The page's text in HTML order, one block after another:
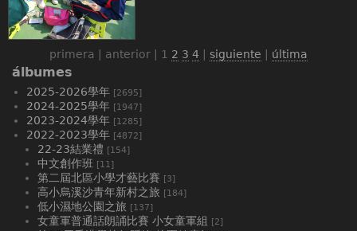
primera | anterior | 1 2 3 4 | siguiente | última
álbumes
2025-2026學年 [2695]
2024-2025學年 [1947]
2023-2024學年 [1285]
2022-2023學年 [4872]
22-23結業禮 [154]
中文創作班 [11]
第二屆北區小學才藝比賽 [3]
高小烏溪沙青年新村之旅 [184]
低小濕地公園之旅 [137]
女童軍普通話朗誦比賽 小女童軍組 [2]